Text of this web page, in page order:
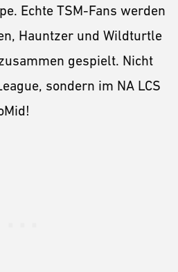
Echte TSM-Fans werden
Hauntzer und Wildturtle
gespielt. Nicht
sondern im NA LCS